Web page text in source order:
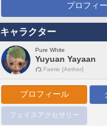
プロフィ
キャラクター
Pure White
Yuyuan Yayaan
Faerie [Aether]
プロフィール
フェイスアクセサリー